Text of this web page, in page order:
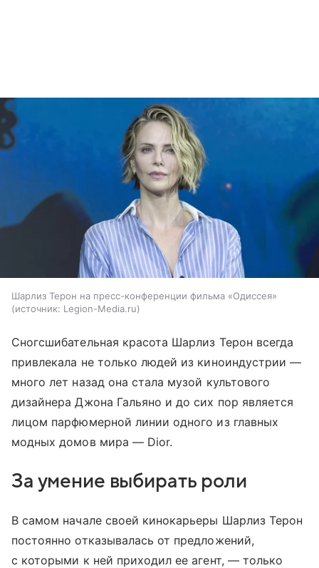
Шарлиз Терон на пресс-конференции фильма «Одиссея»
источник: Legion-Media.ru
Сногсшибательная красота Шарлиз Терон всегда
привлекала не только людей из киноиндустрии —
много лет назад она стала музой культового
дизайнера Джона Гальяно и до сих пор является
лицом парфюмерной линии одного из главных
модных домов мира — Dior.
За умение выбирать роли
В самом начале своей кинокарьеры Шарлиз Терон
постоянно отказывалась от предложений,
с которыми к ней приходил ее агент, — только